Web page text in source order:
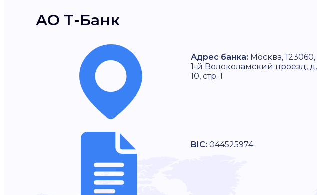
АО Т-Банк
Адрес банка: Москва, 123060,
1-й Волоколамский проезд, д.
10, стр. 1
BIC: 044525974